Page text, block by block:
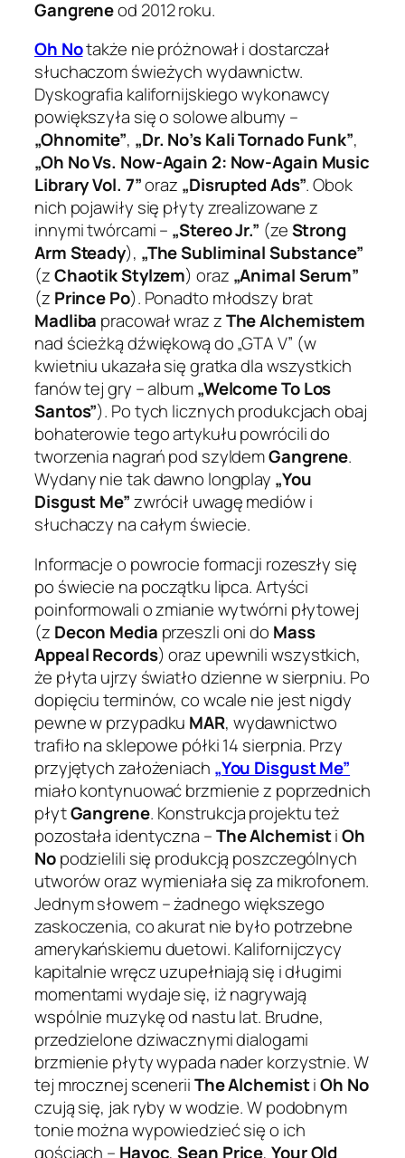
Gangreneod 2012 roku.
Oh Notakże nie próżnował i dostarczał
słuchaczom świeżych wydawnictw.
Dyskografia kalifornijskiego wykonawcy
powiększyła się o solowe albumy –
„Ohnomite”, „Dr. No’s Kali Tornado Funk”,
„Oh No Vs. Now-Again 2: Now-Again Music
Library Vol. 7”oraz „Disrupted Ads”. Obok
nich pojawiły się płyty zrealizowane z
innymi twórcami – „Stereo Jr.” (zeStrong
Arm Steady), „The Subliminal Substance”
(zChaotik Stylzem) oraz „Animal Serum”
(z Prince Po). Ponadto młodszy brat
Madliba pracował wraz zThe Alchemistem
nad ścieżką dźwiękową do „GTA V” (w
kwietniu ukazała się gratka dla wszystkich
fanów tej gry – album„Welcome To Los
Santos”). Po tych licznych produkcjach obaj
bohaterowie tego artykułu powrócili do
tworzenia nagrań pod szyldemGangrene.
Wydany nie tak dawno longplay „You
Disgust Me”zwrócił uwagę mediów i
słuchaczy na całym świecie.
Informacje o powrocie formacji rozeszły się
po świecie na początku lipca. Artyści
poinformowali o zmianie wytwórni płytowej
(z Decon Media przeszli oni do Mass
Appeal Records) oraz upewnili wszystkich,
że płyta ujrzy światło dzienne w sierpniu. Po
dopięciu terminów, co wcale nie jest nigdy
pewne w przypadku MAR, wydawnictwo
trafiło na sklepowe półki 14 sierpnia. Przy
przyjętych założeniach „You Disgust Me”
miało kontynuować brzmienie z poprzednich
płytGangrene. Konstrukcja projektu też
pozostała identyczna –The AlchemistiOh
Nopodzielili się produkcją poszczególnych
utworów oraz wymieniała się za mikrofonem.
Jednym słowem – żadnego większego
zaskoczenia, co akurat nie było potrzebne
amerykańskiemu duetowi. Kalifornijczycy
kapitalnie wręcz uzupełniają się i długimi
momentami wydaje się, iż nagrywają
wspólnie muzykę od nastu lat. Brudne,
przedzielone dziwacznymi dialogami
brzmienie płyty wypada nader korzystnie. W
tej mrocznej sceneriiThe AlchemistiOh No
czują się, jak ryby w wodzie. W podobnym
tonie można wypowiedzieć się o ich
gościach – Havoc,Sean Price,Your Old